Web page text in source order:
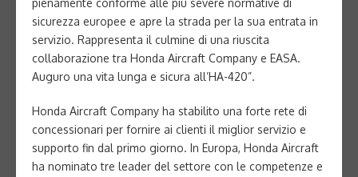
pienamente conforme alle più severe normative di
sicurezza europee e apre la strada per la sua entrata in
servizio. Rappresenta il culmine di una riuscita
collaborazione tra Honda Aircraft Company e EASA.
Auguro una vita lunga e sicura all’HA-420”.
Honda Aircraft Company ha stabilito una forte rete di
concessionari per fornire ai clienti il miglior servizio e
supporto fin dal primo giorno. In Europa, Honda Aircraft
ha nominato tre leader del settore con le competenze e